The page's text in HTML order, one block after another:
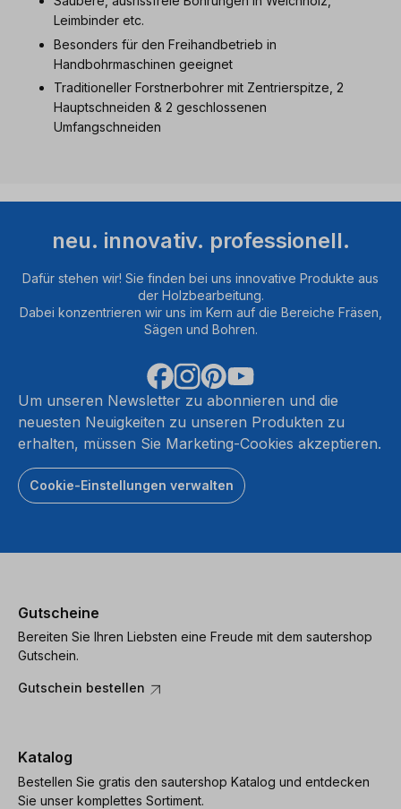
Leimbinder etc.
Besonders für den Freihandbetrieb in
Handbohrmaschinen geeignet
Traditioneller Forstnerbohrer mit Zentrierspitze, 2
Hauptschneiden & 2 geschlossenen
Umfangschneiden
neu. innovativ. professionell.
Dafür stehen wir! Sie finden bei uns innovative Produkte aus
der Holzbearbeitung.
Dabei konzentrieren wir uns im Kern auf die Bereiche Fräsen,
Sägen und Bohren.
Um unseren Newsletter zu abonnieren und die
neuesten Neuigkeiten zu unseren Produkten zu
erhalten, müssen Sie Marketing-Cookies akzeptieren.
Cookie-Einstellungen verwalten
Gutscheine
Bereiten Sie Ihren Liebsten eine Freude mit dem sautershop
Gutschein.
Gutschein bestellen
Katalog
Bestellen Sie gratis den sautershop Katalog und entdecken
Sie unser komplettes Sortiment.